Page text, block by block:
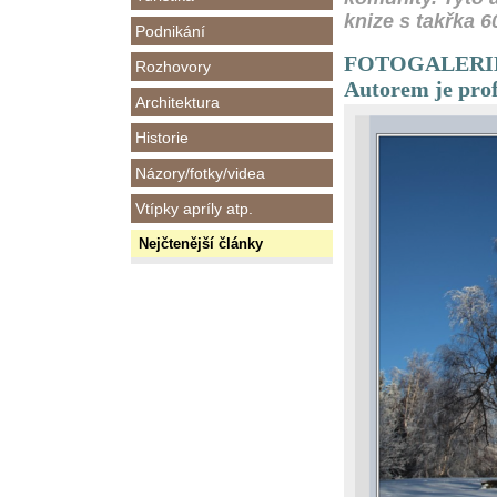
Podnikání
Rozhovory
Architektura
Historie
Názory/fotky/videa
Vtípky apríly atp.
Nejčtenější články
knize s takřka
Autorem je